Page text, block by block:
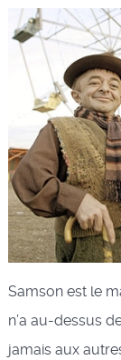
Samson est le
n’a au-dessus
jamais aux